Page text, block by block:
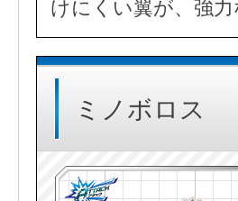
けにくい翼が、強
ミノボロス